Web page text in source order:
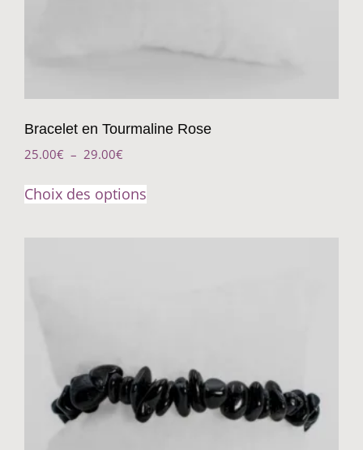
Bracelet en Tourmaline Rose
25.00€ – 29.00€
Choix des options